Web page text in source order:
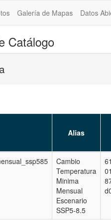
Galería de Mapas Datos
Catálogo
Alias
Cambio
Temperatura
Minima
Mensual
Escenario
SSP5-8.5